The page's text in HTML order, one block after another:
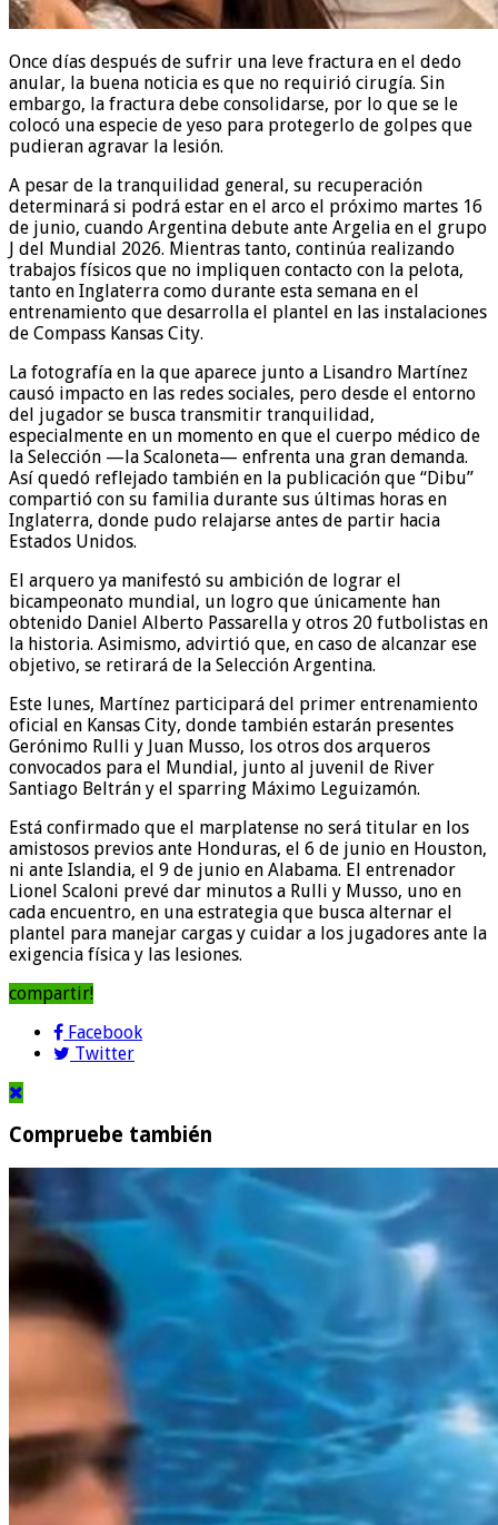
Once días después de sufrir una leve fractura en el dedo
anular, la buena noticia es que no requirió cirugía. Sin
embargo, la fractura debe consolidarse, por lo que se le
colocó una especie de yeso para protegerlo de golpes que
pudieran agravar la lesión.
A pesar de la tranquilidad general, su recuperación
determinará si podrá estar en el arco el próximo martes 16
de junio, cuando Argentina debute ante Argelia en el grupo
J del Mundial 2026. Mientras tanto, continúa realizando
trabajos físicos que no impliquen contacto con la pelota,
tanto en Inglaterra como durante esta semana en el
entrenamiento que desarrolla el plantel en las instalaciones
de Compass Kansas City.
La fotografía en la que aparece junto a Lisandro Martínez
causó impacto en las redes sociales, pero desde el entorno
del jugador se busca transmitir tranquilidad,
especialmente en un momento en que el cuerpo médico de
la Selección —la Scaloneta— enfrenta una gran demanda.
Así quedó reflejado también en la publicación que “Dibu”
compartió con su familia durante sus últimas horas en
Inglaterra, donde pudo relajarse antes de partir hacia
Estados Unidos.
El arquero ya manifestó su ambición de lograr el
bicampeonato mundial, un logro que únicamente han
obtenido Daniel Alberto Passarella y otros 20 futbolistas en
la historia. Asimismo, advirtió que, en caso de alcanzar ese
objetivo, se retirará de la Selección Argentina.
Este lunes, Martínez participará del primer entrenamiento
oficial en Kansas City, donde también estarán presentes
Gerónimo Rulli y Juan Musso, los otros dos arqueros
convocados para el Mundial, junto al juvenil de River
Santiago Beltrán y el sparring Máximo Leguizamón.
Está confirmado que el marplatense no será titular en los
amistosos previos ante Honduras, el 6 de junio en Houston,
ni ante Islandia, el 9 de junio en Alabama. El entrenador
Lionel Scaloni prevé dar minutos a Rulli y Musso, uno en
cada encuentro, en una estrategia que busca alternar el
plantel para manejar cargas y cuidar a los jugadores ante la
exigencia física y las lesiones.
compartir!
Facebook
Twitter
Compruebe también